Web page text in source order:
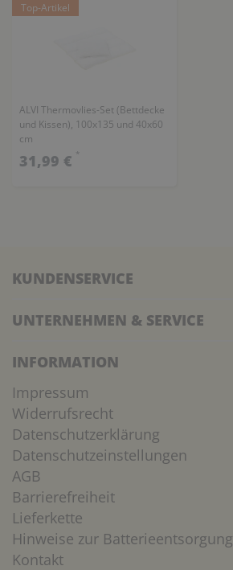
Top-Artikel
ALVI Thermovlies-Set (Bettdecke
und Kissen), 100x135 und 40x60
cm
31,99 € *
KUNDENSERVICE
UNTERNEHMEN & SERVICE
INFORMATION
Impressum
Widerrufsrecht
Datenschutzerklärung
Datenschutzeinstellungen
AGB
Barrierefreiheit
Lieferkette
Hinweise zur Batterieentsorgung
Kontakt